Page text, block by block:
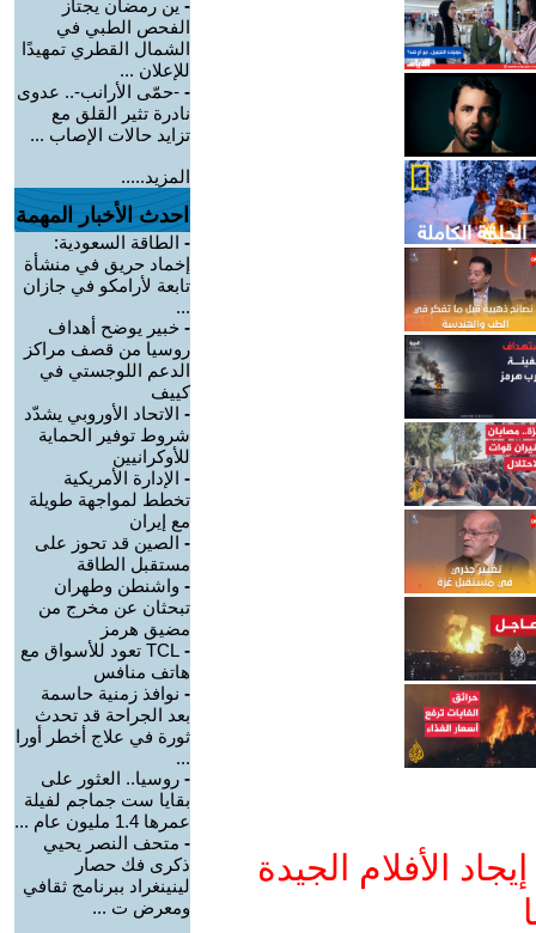
الأفلام الجيدة
- ين رمضان يجتاز
الفحص الطبي في
الشمال القطري تمهيدًا
للإعلان ...
- -حمّى الأرانب-.. عدوى
نادرة تثير القلق مع
تزايد حالات الإصاب ...
المزيد.....
احدث الأخبار المهمة
- الطاقة السعودية:
إخماد حريق في منشأة
تابعة لأرامكو في جازان
...
- خبير يوضح أهداف
روسيا من قصف مراكز
الدعم اللوجستي في
كييف
- الاتحاد الأوروبي يشدّد
شروط توفير الحماية
للأوكرانيين
- الإدارة الأمريكية
تخطط لمواجهة طويلة
مع إيران
- الصين قد تحوز على
مستقبل الطاقة
- واشنطن وطهران
تبحثان عن مخرج من
مضيق هرمز
-
TCL تعود للأسواق مع
هاتف منافس
- نوافذ زمنية حاسمة
بعد الجراحة قد تحدث
ثورة في علاج أخطر أورا
...
- روسيا.. العثور على
بقايا ست جماجم لفيلة
عمرها 1.4 مليون عام ...
- متحف النصر يحيي
ذكرى فك حصار
لينينغراد ببرنامج ثقافي
ومعرض ت ...